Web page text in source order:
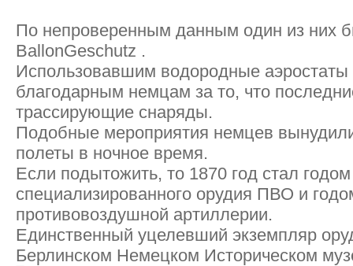
По непроверенным данным один из них
BаllоnGеschutz .
Использовавшим водородные
благодарным немцам за то, что
трассирующие снаряды.
Подобные мероприятия немцев
полеты в ночное время.
Если подытожить, то 1870 год стал
специализированного орудия ПВО и
противовоздушной артиллерии.
Единственный уцелевший экземпляр
Берлинском Немецком Историческом